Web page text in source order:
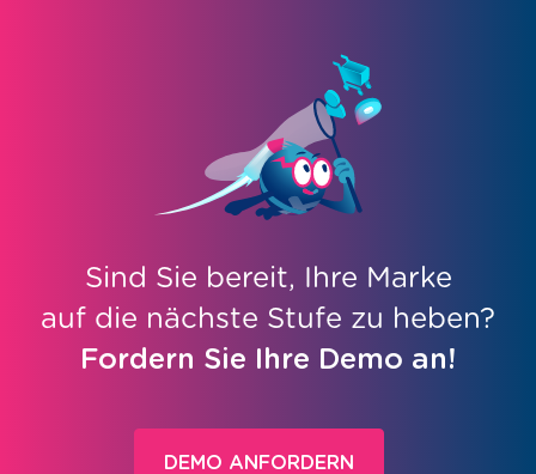
Sind Sie bereit, Ihre Marke
auf die nächste Stufe zu heben?
Fordern Sie Ihre Demo an!
DEMO ANFORDERN